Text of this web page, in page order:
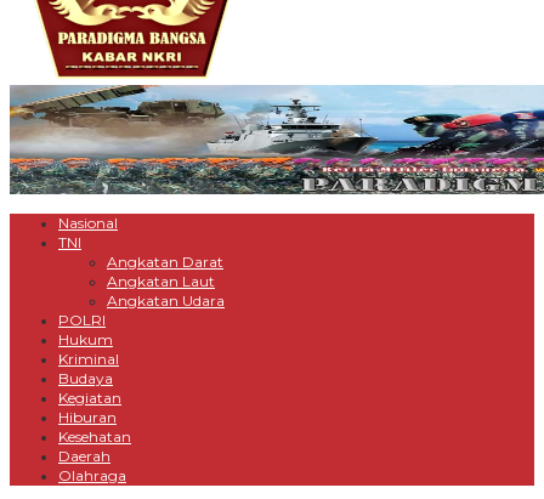
Nasional
TNI
Angkatan Darat
Angkatan Laut
Angkatan Udara
POLRI
Hukum
Kriminal
Budaya
Kegiatan
Hiburan
Kesehatan
Daerah
Olahraga